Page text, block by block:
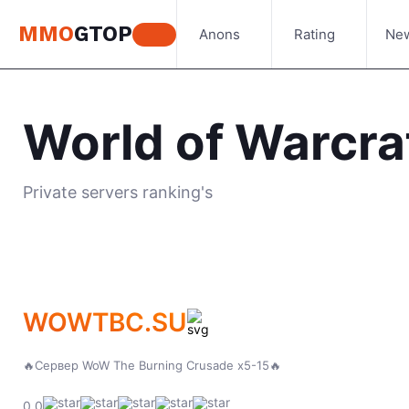
MMOGTOP Anons Rating
World of
Private servers ranking's
WOWTBC.SU
🔥Сервер WoW The Burning Crusade x5-15🔥
0.0